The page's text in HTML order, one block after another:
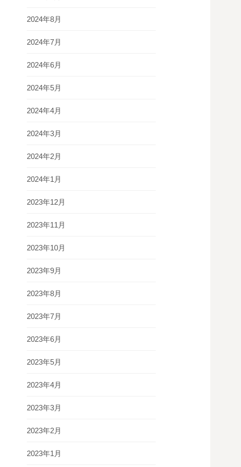
2024年8月
2024年7月
2024年6月
2024年5月
2024年4月
2024年3月
2024年2月
2024年1月
2023年12月
2023年11月
2023年10月
2023年9月
2023年8月
2023年7月
2023年6月
2023年5月
2023年4月
2023年3月
2023年2月
2023年1月